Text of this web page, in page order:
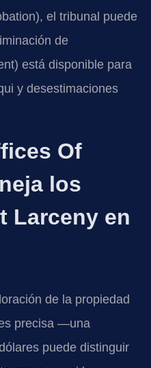
el tribunal puede
de
está disponible para
y desestimaciones
Of
los
Larceny en
de la propiedad
precisa —una
puede distinguir